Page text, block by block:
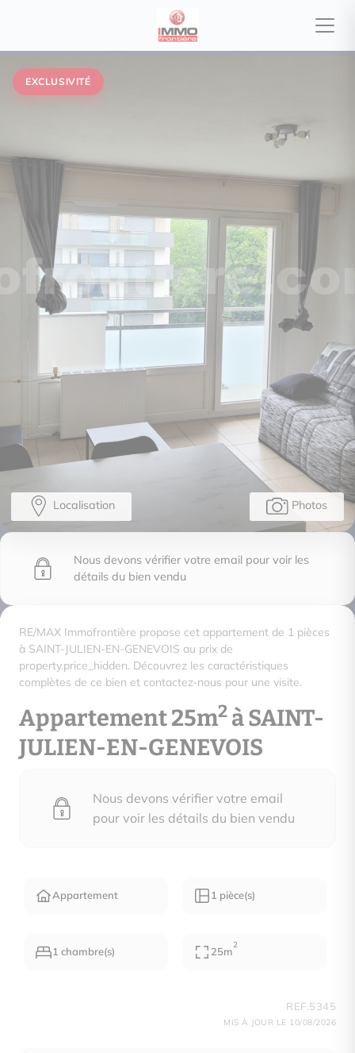
EXCLUSIVITÉ
Photos
Localisation
Nous devons vérifier votre email pour voir les
détails du bien vendu
RE/MAX Immofrontière propose cet appartement de 1 pièces
à SAINT-JULIEN-EN-GENEVOIS au prix de
property.price_hidden. Découvrez les caractéristiques
complètes de ce bien et contactez-nous pour une visite.
Appartement 25m2 à SAINT-
JULIEN-EN-GENEVOIS
Nous devons vérifier votre email
pour voir les détails du bien vendu
Appartement 1 pièce(s)
1 chambre(s) 25m
2
REF.5345
MIS À JOUR LE 10/08/2026